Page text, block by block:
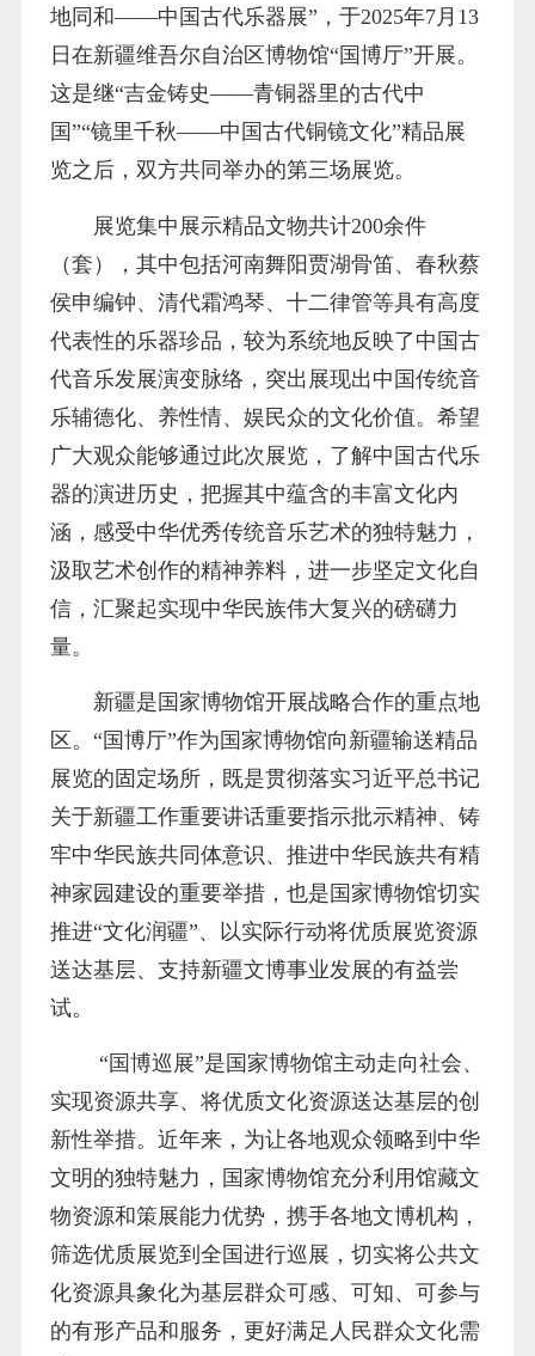
地同和——中国古代乐器展”，于2025年7月13
日在新疆维吾尔自治区博物馆“国博厅”开展。
这是继“吉金铸史——青铜器里的古代中
国”“镜里千秋——中国古代铜镜文化”精品展
览之后，双方共同举办的第三场展览。
展览集中展示精品文物共计200余件
（套），其中包括河南舞阳贾湖骨笛、春秋蔡
侯申编钟、清代霜鸿琴、十二律管等具有高度
代表性的乐器珍品，较为系统地反映了中国古
代音乐发展演变脉络，突出展现出中国传统音
乐辅德化、养性情、娱民众的文化价值。希望
广大观众能够通过此次展览，了解中国古代乐
器的演进历史，把握其中蕴含的丰富文化内
涵，感受中华优秀传统音乐艺术的独特魅力，
汲取艺术创作的精神养料，进一步坚定文化自
信，汇聚起实现中华民族伟大复兴的磅礴力
量。
新疆是国家博物馆开展战略合作的重点地
区。“国博厅”作为国家博物馆向新疆输送精品
展览的固定场所，既是贯彻落实习近平总书记
关于新疆工作重要讲话重要指示批示精神、铸
牢中华民族共同体意识、推进中华民族共有精
神家园建设的重要举措，也是国家博物馆切实
推进“文化润疆”、以实际行动将优质展览资源
送达基层、支持新疆文博事业发展的有益尝
试。
“国博巡展”是国家博物馆主动走向社会、
实现资源共享、将优质文化资源送达基层的创
新性举措。近年来，为让各地观众领略到中华
文明的独特魅力，国家博物馆充分利用馆藏文
物资源和策展能力优势，携手各地文博机构，
筛选优质展览到全国进行巡展，切实将公共文
化资源具象化为基层群众可感、可知、可参与
的有形产品和服务，更好满足人民群众文化需